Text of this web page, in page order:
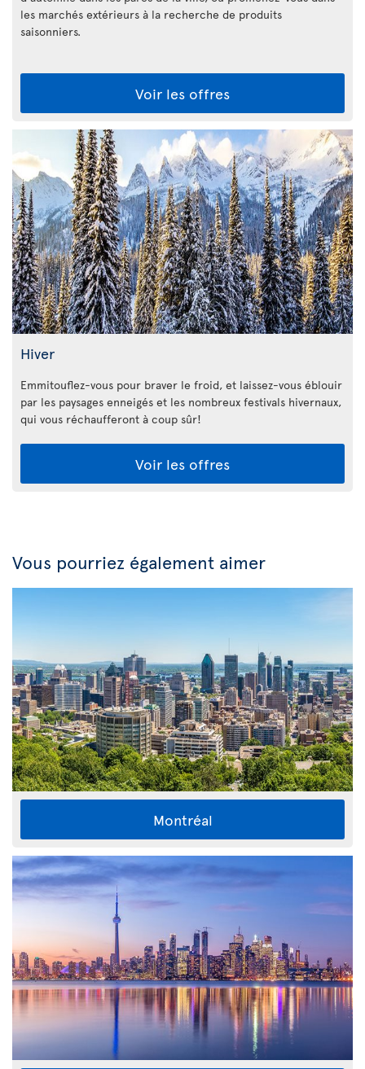
les marchés extérieurs à la recherche de produits
saisonniers.
Voir les offres
Hiver
Emmitouflez-vous pour braver le froid, et laissez-vous éblouir
par les paysages enneigés et les nombreux festivals hivernaux,
qui vous réchaufferont à coup sûr!
Voir les offres
Vous pourriez également aimer
Montréal